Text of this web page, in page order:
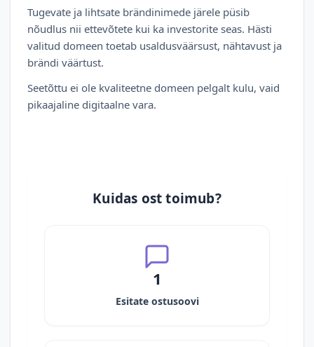
Tugevate ja lihtsate brändinimede järele püsib
nõudlus nii ettevõtete kui ka investorite seas. Hästi
valitud domeen toetab usaldusväärsust, nähtavust ja
brändi väärtust.
Seetõttu ei ole kvaliteetne domeen pelgalt kulu, vaid
pikaajaline digitaalne vara.
Kuidas ost toimub?
1
Esitate ostusoovi